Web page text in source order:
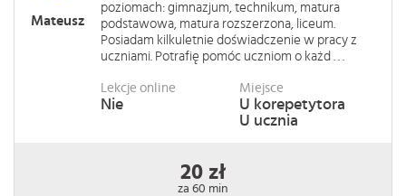
Mateusz
poziomach: gimnazjum, technikum, matura
podstawowa, matura rozszerzona, liceum.
Posiadam kilkuletnie doświadczenie w pracy z
uczniami. Potrafię pomóc uczniom o każd . . .
Lekcje online
Nie
Miejsce
U korepetytora
U ucznia
20 zł
za 60 min